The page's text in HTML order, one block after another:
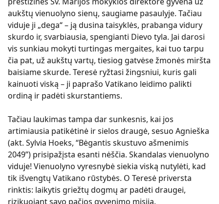
aukštų vienuolyno sienų, saugiame pasaulyje. Tačiau
viduje ji „dega“ – ją dusina taisyklės, prabanga vidury
skurdo ir, svarbiausia, spengianti Dievo tyla. Jai darosi
vis sunkiau mokyti turtingas mergaites, kai tuo tarpu
čia pat, už aukštų vartų, tiesiog gatvėse žmonės miršta
baisiame skurde. Teresė ryžtasi žingsniui, kuris gali
kainuoti viską – ji paprašo Vatikano leidimo palikti
ordiną ir padėti skurstantiems.
Tačiau laukimas tampa dar sunkesnis, kai jos
artimiausia patikėtinė ir sielos draugė, sesuo Agnieška
(akt. Sylvia Hoeks, “Bėgantis skustuvo ašmenimis
2049”) prisipažįsta esanti nėščia. Skandalas vienuolyno
viduje! Vienuolyno vyresnybė siekia viską nutylėti, kad
tik išvengtų Vatikano rūstybės. O Teresė priversta
rinktis: laikytis griežtų dogmų ar padėti draugei,
rizikuojant savo pačios gyvenimo misija.